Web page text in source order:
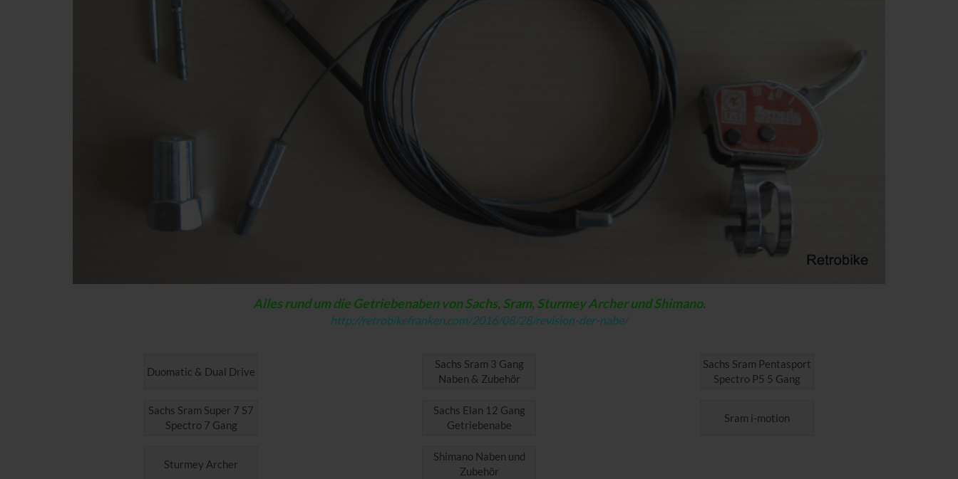
Alles rund um die Getriebenaben von Sachs, Sram, Sturmey Archer und Shimano.
http://retrobikefranken.com/2016/08/28/revision-der-nabe/
Duomatic & Dual Drive
Sachs Sram 3 Gang
Naben & Zubehör
Sachs Sram Pentasport
Spectro P5 5 Gang
Sachs Sram Super 7 S7
Spectro 7 Gang
Sachs Elan 12 Gang
Getriebenabe
Sram i-motion
Sturmey Archer
Shimano Naben und
Zubehör